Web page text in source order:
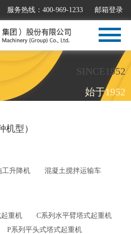
服务热线：400-969-1233 邮箱登录
SINCE1952
始于1952
机型）
工升降机
混凝土搅拌运输车
重机
C系列水平臂塔式起重机
P系列平头式塔式起重机